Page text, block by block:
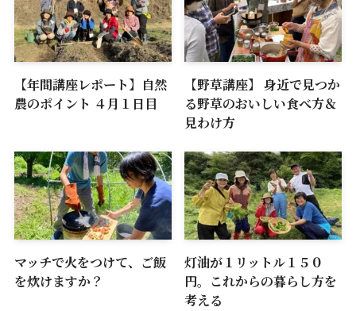
【年間講座レポート】自然
農のポイント ４月１日目
【野草講座】 身近で見つか
る野草のおいしい食べ方＆
見わけ方
マッチで火をつけて、ご飯
を炊けますか？
灯油が１リットル１５０
円。これからの暮らし方を
考える